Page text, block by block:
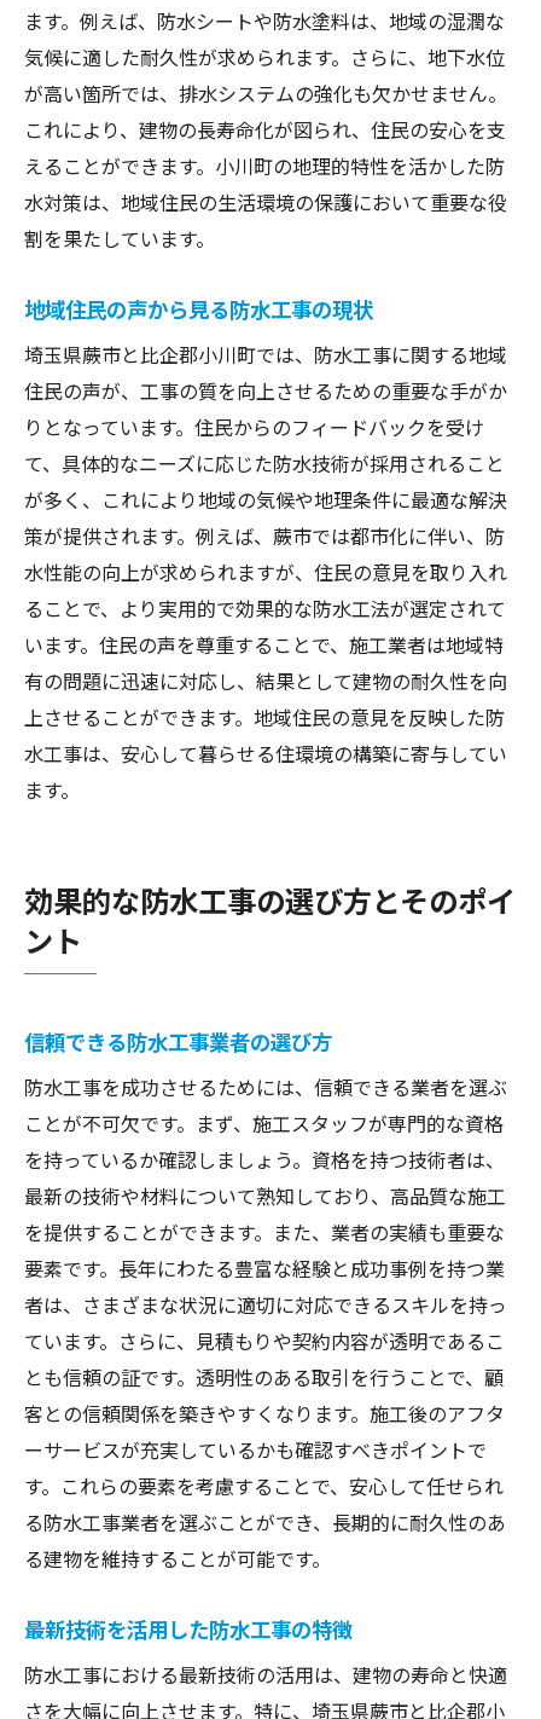
ます。例えば、防水シートや防水塗料は、地域の湿潤な
気候に適した耐久性が求められます。さらに、地下水位
が高い箇所では、排水システムの強化も欠かせません。
これにより、建物の長寿命化が図られ、住民の安心を支
えることができます。小川町の地理的特性を活かした防
水対策は、地域住民の生活環境の保護において重要な役
割を果たしています。
地域住民の声から見る防水工事の現状
埼玉県蕨市と比企郡小川町では、防水工事に関する地域
住民の声が、工事の質を向上させるための重要な手がか
りとなっています。住民からのフィードバックを受け
て、具体的なニーズに応じた防水技術が採用されること
が多く、これにより地域の気候や地理条件に最適な解決
策が提供されます。例えば、蕨市では都市化に伴い、防
水性能の向上が求められますが、住民の意見を取り入れ
ることで、より実用的で効果的な防水工法が選定されて
います。住民の声を尊重することで、施工業者は地域特
有の問題に迅速に対応し、結果として建物の耐久性を向
上させることができます。地域住民の意見を反映した防
水工事は、安心して暮らせる住環境の構築に寄与してい
ます。
効果的な防水工事の選び方とそのポイ
ント
信頼できる防水工事業者の選び方
防水工事を成功させるためには、信頼できる業者を選ぶ
ことが不可欠です。まず、施工スタッフが専門的な資格
を持っているか確認しましょう。資格を持つ技術者は、
最新の技術や材料について熟知しており、高品質な施工
を提供することができます。また、業者の実績も重要な
要素です。長年にわたる豊富な経験と成功事例を持つ業
者は、さまざまな状況に適切に対応できるスキルを持っ
ています。さらに、見積もりや契約内容が透明であるこ
とも信頼の証です。透明性のある取引を行うことで、顧
客との信頼関係を築きやすくなります。施工後のアフタ
ーサービスが充実しているかも確認すべきポイントで
す。これらの要素を考慮することで、安心して任せられ
る防水工事業者を選ぶことができ、長期的に耐久性のあ
る建物を維持することが可能です。
最新技術を活用した防水工事の特徴
防水工事における最新技術の活用は、建物の寿命と快適
さを大幅に向上させます。特に、埼玉県蕨市と比企郡小